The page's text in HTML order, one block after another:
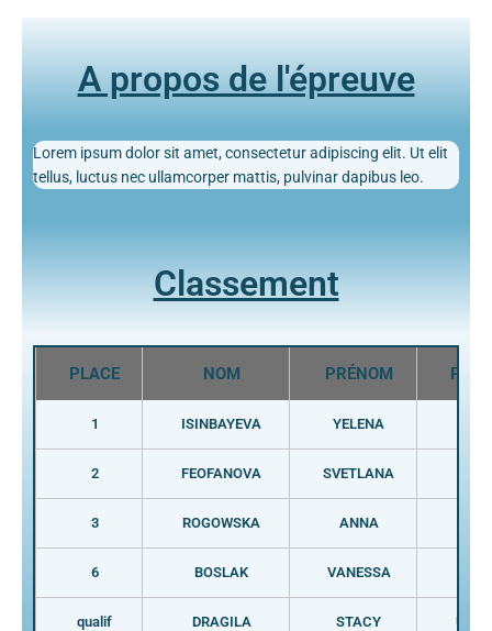
A propos de l'épreuve
Lorem ipsum dolor sit amet, consectetur adipiscing elit. Ut elit
tellus, luctus nec ullamcorper mattis, pulvinar dapibus leo.
Classement
PLACE NOM PRÉNOM PAYS
1 ISINBAYEVA YELENA
2 FEOFANOVA SVETLANA
3 ROGOWSKA ANNA
6 BOSLAK VANESSA
qualif DRAGILA STACY USA